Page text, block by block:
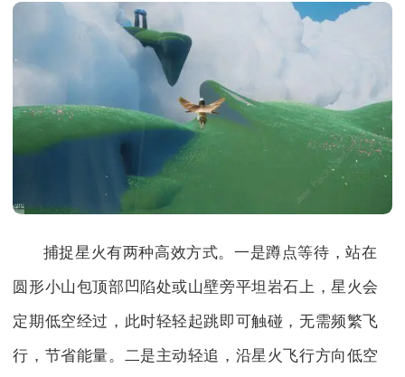
捕捉星火有两种高效方式。一是蹲点等待，站在
圆形小山包顶部凹陷处或山壁旁平坦岩石上，星火会
定期低空经过，此时轻轻起跳即可触碰，无需频繁飞
行，节省能量。二是主动轻追，沿星火飞行方向低空